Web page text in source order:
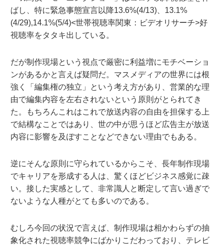
ばし、特に緊急事態宣言以降13.6%(4/13)、13.1%
(4/29),14.1%(5/4)<世帯視聴率関東：ビデオリサーチ>好
視聴率をタタキ出している。
だが制作現場という視点で厳密に利益増にモチベーショ
ンがあるかと言えば疑問だ。マスメディアの世界には根
強く「編集権の独立」という考え方があり、営業的な理
由で編集内容を左右されないという原則がとられてき
た。もちろんこれはこれで放送内容の自由を担保する上
で結構なことではあり、世の中が思うほど広告主が放送
内容に影響を及ぼすことなどできない理由でもある。
逆にそんな原則に守られているからこそ、長年制作現場
でキャリアを形成する人は、驚くほどビジネス感覚に疎
い。接した実感として、非常識人と断定して言い過ぎで
ないような人種がとても多いのである。
むしろ今回の状況で言えば、制作現場は相かわらずの抽
象化された視聴率競争にばかりこだわっており、テレビ